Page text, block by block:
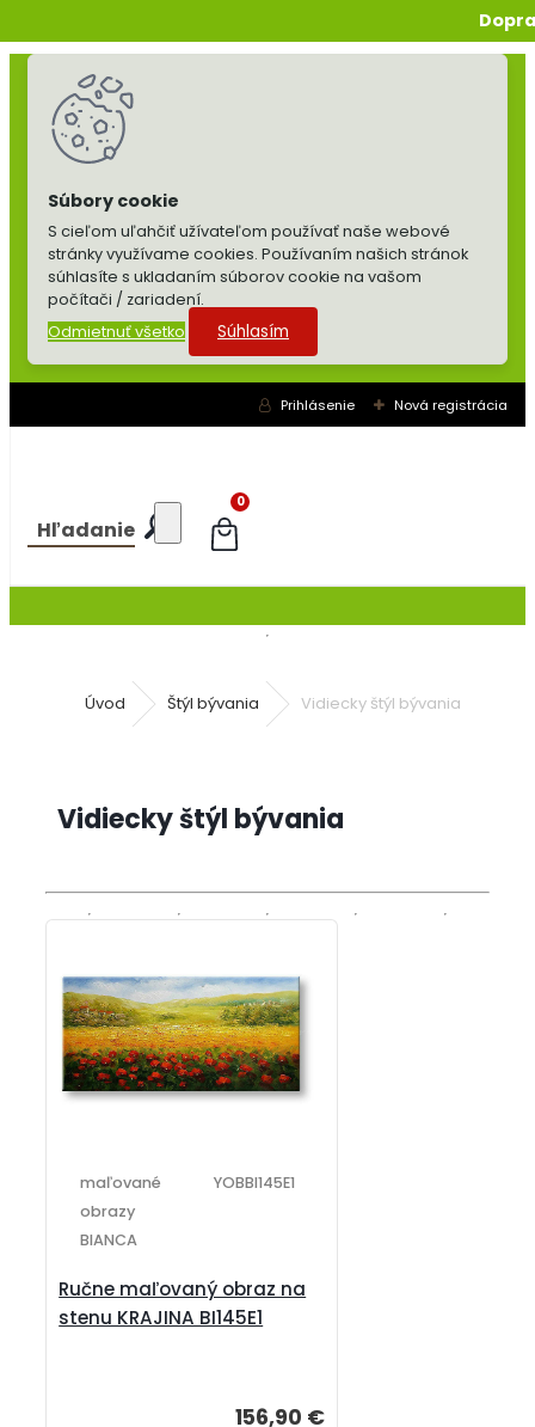
S cieľom uľahčiť užívateľom používať naše webové
stránky využívame cookies. Používaním našich stránok
súhlasíte s ukladaním súborov cookie na vašom
počítači / zariadení.
Odmietnuť všetko
Súhlasím
Prihlásenie Nová registrácia
Hľadanie
0
Úvod Štýl bývania Vidiecky štýl bývania
Vidiecky štýl bývania
Ručne maľovaný obraz na
stenu KRAJINA BI145E1
maľované
obrazy
BIANCA
YOBBI145E1
156,90 €